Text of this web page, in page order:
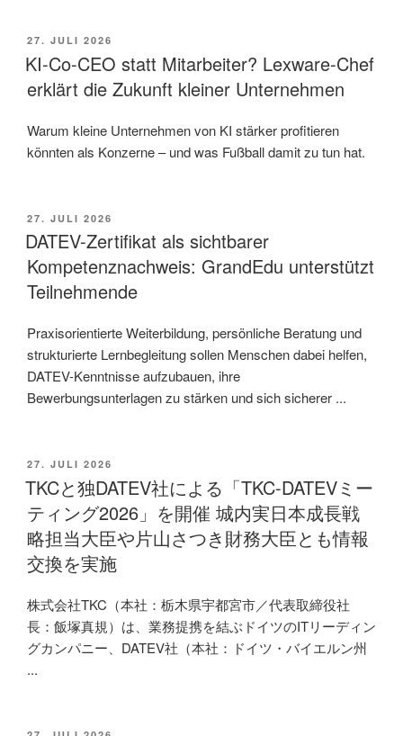
VERÖFFENTLICHT
AM
27. JULI 2026
KI-Co-CEO statt Mitarbeiter? Lexware-Chef
erklärt die Zukunft kleiner Unternehmen
Warum kleine Unternehmen von KI stärker profitieren
könnten als Konzerne – und was Fußball damit zu tun hat.
VERÖFFENTLICHT
AM
27. JULI 2026
DATEV-Zertifikat als sichtbarer
Kompetenznachweis: GrandEdu unterstützt
Teilnehmende
Praxisorientierte Weiterbildung, persönliche Beratung und
strukturierte Lernbegleitung sollen Menschen dabei helfen,
DATEV-Kenntnisse aufzubauen, ihre
Bewerbungsunterlagen zu stärken und sich sicherer ...
VERÖFFENTLICHT
AM
27. JULI 2026
TKCと独DATEV社による「TKC-DATEVミー
ティング2026」を開催 城内実日本成長戦
略担当大臣や片山さつき財務大臣とも情報
交換を実施
株式会社TKC（本社：栃木県宇都宮市／代表取締役社
長：飯塚真規）は、業務提携を結ぶドイツのITリーディン
グカンパニー、DATEV社（本社：ドイツ・バイエルン州
...